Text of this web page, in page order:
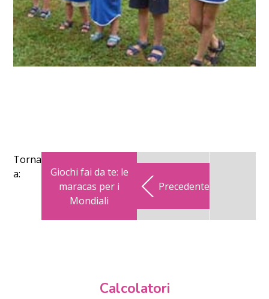
Torna
a:
Giochi fai da te: le
maracas per i
Mondiali
Precedente
Calcolatori